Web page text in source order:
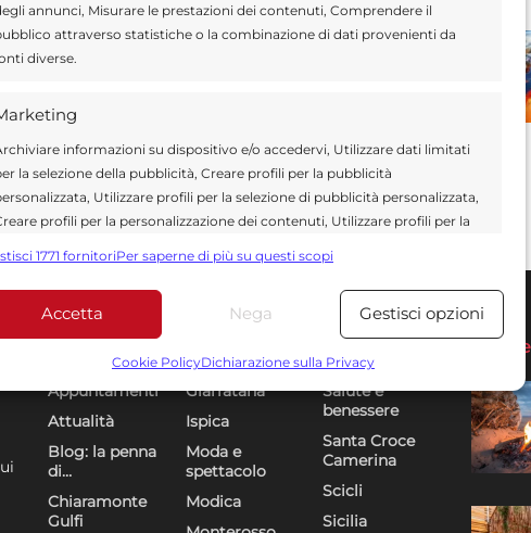
annunci, Misurare le prestazioni dei contenuti, Comprendere il
attraverso statistiche o la combinazione di dati provenienti da
diverse.
informazioni su dispositivo e/o accedervi, Utilizzare dati limitati
la selezione della pubblicità, Creare profili per la pubblicità
Utilizzare profili per la selezione di pubblicità personalizzata,
profili per la personalizzazione dei contenuti, Utilizzare profili per la
dati limitati per la selezione dei contenuti.
Funzionalità Sempre attivo
Abbinare e combinare dati provenienti da altre fonti di dati,
dati di geolocalizzazione precisi, Riconoscere i
dispositivi in base a informazioni richieste attivamente.
1771 fornitoriPer saperne di più su questi scopi
Accetta Nega Gestisci opzioni
Cookie PolicyDichiarazione sulla Privacy
Appuntamenti
Attualità
Blog: la penna
di…
Chiaramonte
Gulfi
Giarratana
Ispica
Moda e
spettacolo
Modica
Salute e
benessere
Santa Croce
Camerina
Scicli
Sicilia